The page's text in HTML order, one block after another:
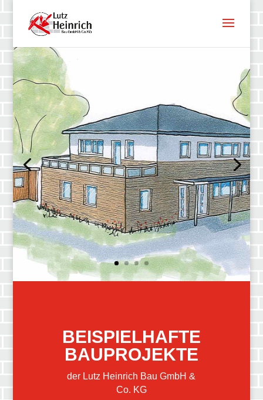
BEISPIELHAFTE
BAUPROJEKTE
der Lutz Heinrich Bau GmbH &
Co. KG